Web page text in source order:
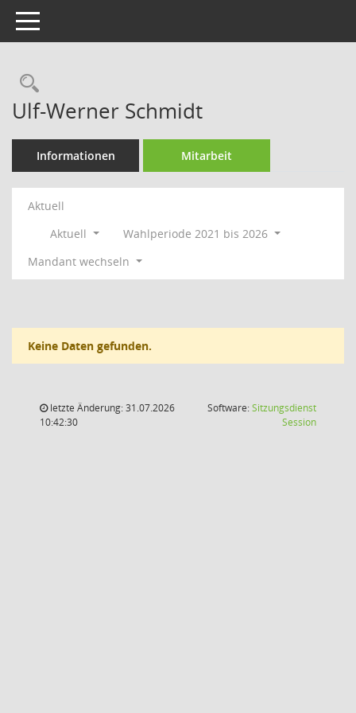
Toggle navigation
Rechercheauswahl
Ulf-Werner Schmidt
Informationen Mitarbeit
Aktuell
Aktuell
Wahlperiode 2021 bis 2026
Mandant wechseln
Keine Daten gefunden.
letzte Änderung: 31.07.2026
10:42:30
Software:Sitzungsdienst
Session(Wird in